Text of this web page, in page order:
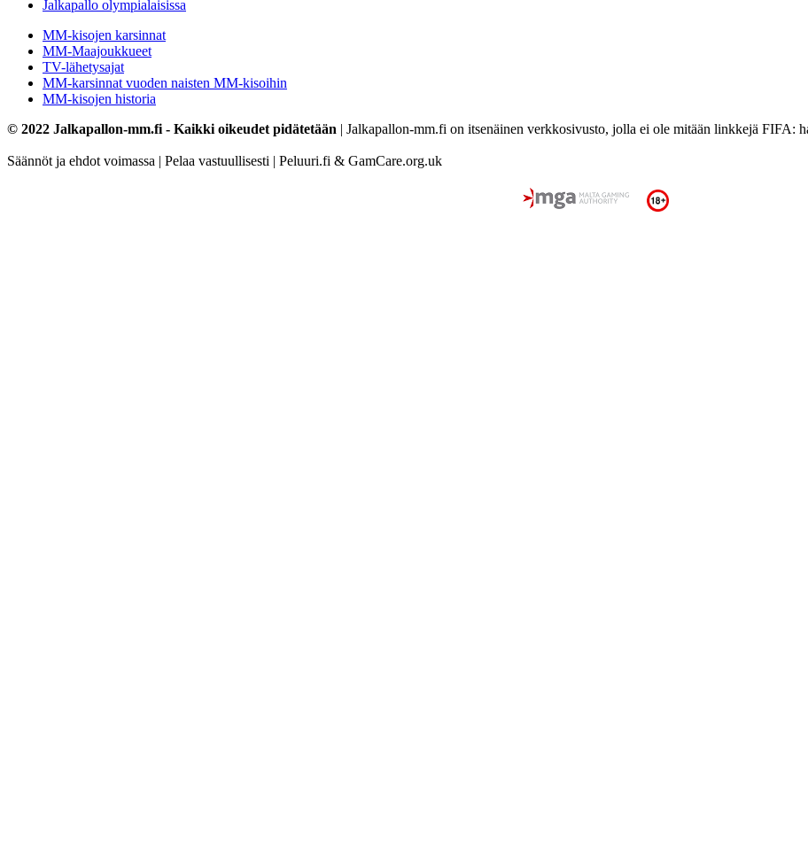
Jalkapallo olympialaisissa
MM-kisojen karsinnat
MM-Maajoukkueet
TV-lähetysajat
MM-karsinnat vuoden naisten MM-kisoihin
MM-kisojen historia
© 2022 Jalkapallon-mm.fi - Kaikki oikeudet pidätetään | Jalkapallon-mm.fi on itsenäinen verkkosivusto, jolla ei ole mitään linkkejä FIFA:
Säännöt ja ehdot voimassa | Pelaa vastuullisesti | Peluuri.fi & GamCare.org.uk